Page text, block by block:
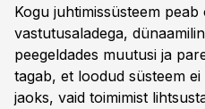
Kogu juhtimissüsteem peab
vastutusaladega,
peegeldades muutusi ja
tagab, et loodud süsteem
jaoks, vaid toimimist